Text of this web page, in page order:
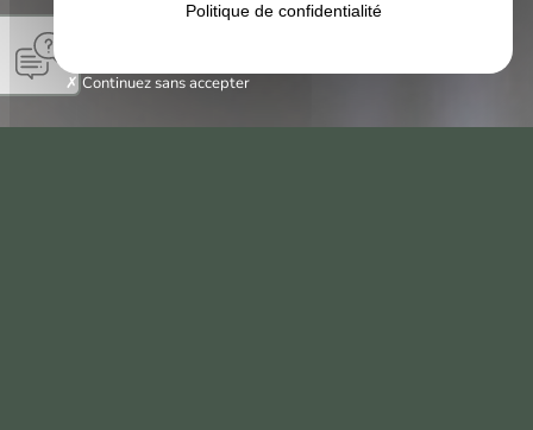
Politique de confidentialité
Continuez sans accepter